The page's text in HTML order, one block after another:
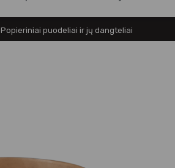
Popieriniai puodeliai ir jų dangteliai